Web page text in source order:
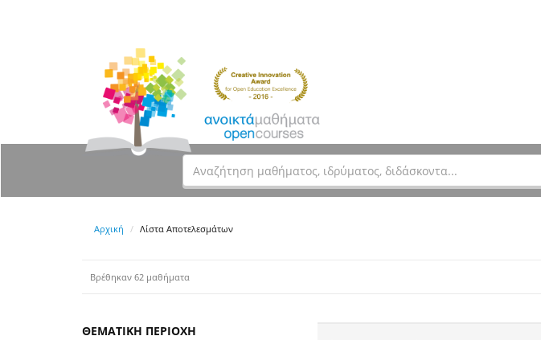
Αρχική Λίστα Αποτελεσμάτων
Βρέθηκαν 62 μαθήματα
ΘΕΜΑΤΙΚΗ ΠΕΡΙΟΧΗ